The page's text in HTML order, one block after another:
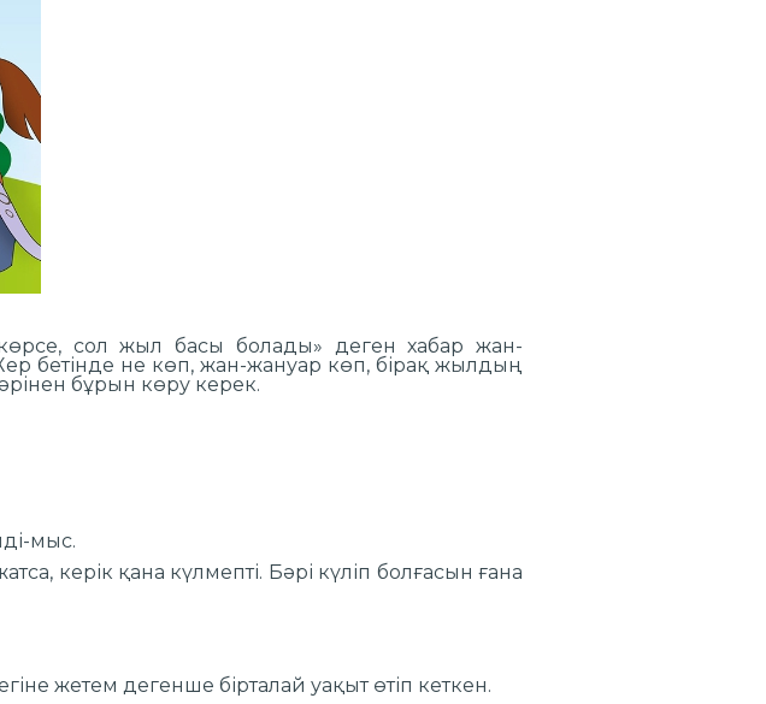
сол жыл басы болады» деген хабар жан-
бетінде не көп, жан-жануар көп, бірақ жылдың
бұрын көру керек.
мыс.
керік қана күлмепті. Бәрі күліп болғасын ғана
жетем дегенше бірталай уақыт өтіп кеткен.